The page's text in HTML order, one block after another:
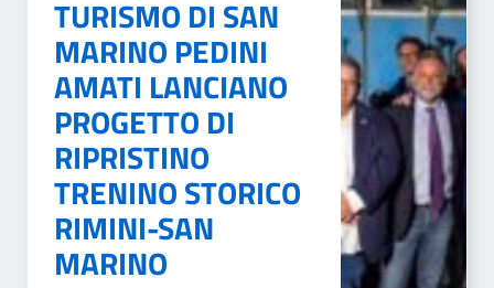
TURISMO DI SAN
MARINO PEDINI
AMATI LANCIANO
PROGETTO DI
RIPRISTINO
TRENINO STORICO
RIMINI-SAN
MARINO